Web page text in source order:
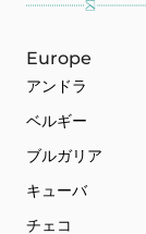
Europe
アンドラ
ベルギー
ブルガリア
キューバ
チェコ